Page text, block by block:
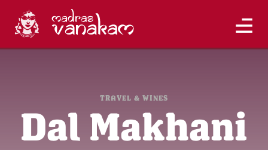
TRAVEL & WINES
Dal Makhani